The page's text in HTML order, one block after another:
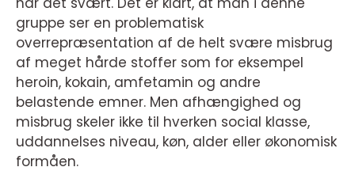
gruppe ser en problematisk
overrepræsentation af de helt svære misbrug
af meget hårde stoffer som for eksempel
heroin, kokain, amfetamin og andre
belastende emner. Men afhængighed og
misbrug skeler ikke til hverken social klasse,
uddannelses niveau, køn, alder eller økonomisk
formåen.